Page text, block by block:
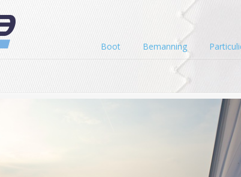
Boot Bemanning